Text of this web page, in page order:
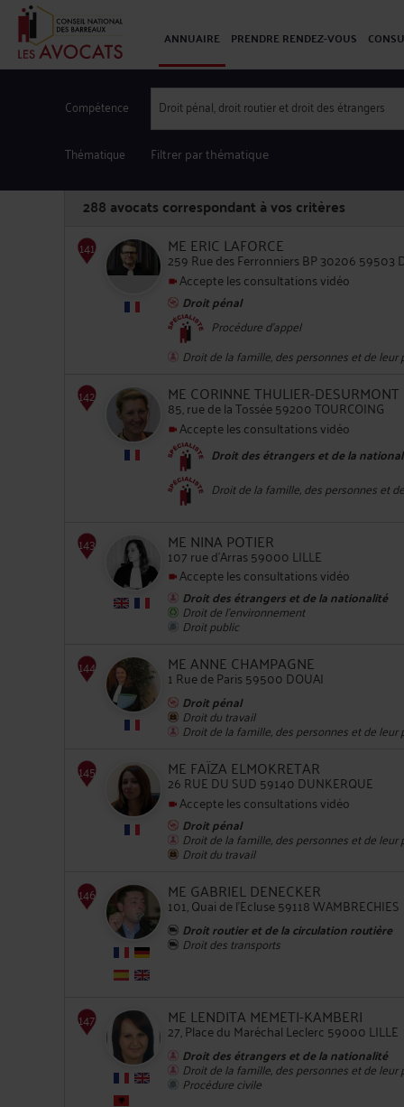
ANNUAIRE PRENDRE RENDEZ-VOUS
Compétence Droit pénal, droit routier et droit des étrangers
Thématique Filtrer par thématique
288 avocats correspondant à vos critères
ME ERIC LAFORCE
259 Rue des Ferronniers BP 30206 59503
Accepte les consultations vidéo
Droit pénal
Procédure d'appel
Droit de la famille, des personnes et de
ME CORINNE THULIER-DESURMONT
85, rue de la Tossée 59200 TOURCOING
Accepte les consultations vidéo
Droit des étrangers et de la
Droit de la famille, des personnes et
143
ME NINA POTIER
107 rue d'Arras 59000 LILLE
Accepte les consultations vidéo
Droit des étrangers et de la nationalité
Droit de l'environnement
Droit public
ME ANNE CHAMPAGNE
1 Rue de Paris 59500 DOUAI
Droit pénal
Droit du travail
Droit de la famille, des personnes et de
145
ME FAÏZA ELMOKRETAR
26 RUE DU SUD 59140 DUNKERQUE
Accepte les consultations vidéo
Droit pénal
Droit de la famille, des personnes et de
Droit du travail
ME GABRIEL DENECKER
101, Quai de l'Ecluse 59118 WAMBRECHIES
Droit routier et de la circulation routière
Droit des transports
ME LENDITA MEMETI-KAMBERI
27, Place du Maréchal Leclerc 59000 LILLE
Droit des étrangers et de la nationalité
Droit de la famille, des personnes et de
Procédure civile